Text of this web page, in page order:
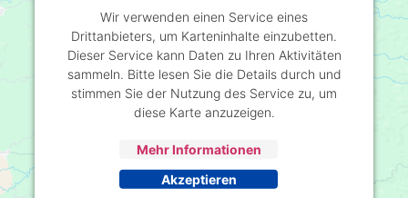
Wir verwenden einen Service eines
Drittanbieters, um Karteninhalte einzubetten.
Dieser Service kann Daten zu Ihren Aktivitäten
sammeln. Bitte lesen Sie die Details durch und
stimmen Sie der Nutzung des Service zu, um
diese Karte anzuzeigen.
Mehr Informationen
Akzeptieren